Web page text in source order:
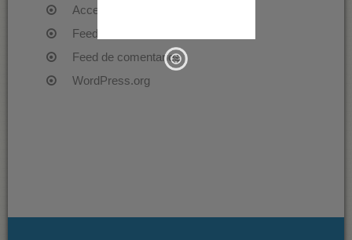
Acceder
Feed de entradas
Feed de comentarios
WordPress.org